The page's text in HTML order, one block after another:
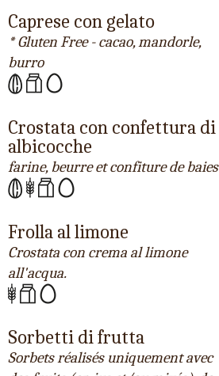
Caprese con gelato
* Gluten Free - cacao, mandorle,
burro
Crostata con confettura di
albicocche
farine, beurre et confiture de baies
Frolla al limone
Crostata con crema al limone
all'acqua.
Sorbetti di frutta
Sorbets réalisés uniquement avec